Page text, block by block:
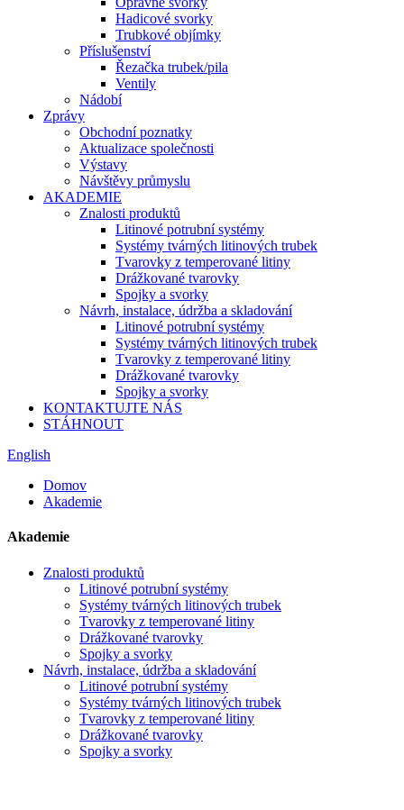
Hadicové svorky
Trubkové objímky
Příslušenství
Řezačka trubek/pila
Ventily
Nádobí
Zprávy
Obchodní poznatky
Aktualizace společnosti
Výstavy
Návštěvy průmyslu
AKADEMIE
Znalosti produktů
Litinové potrubní systémy
Systémy tvárných litinových trubek
Tvarovky z temperované litiny
Drážkované tvarovky
Spojky a svorky
Návrh, instalace, údržba a skladování
Litinové potrubní systémy
Systémy tvárných litinových trubek
Tvarovky z temperované litiny
Drážkované tvarovky
Spojky a svorky
KONTAKTUJTE NÁS
STÁHNOUT
English
Domov
Akademie
Akademie
Znalosti produktů
Litinové potrubní systémy
Systémy tvárných litinových trubek
Tvarovky z temperované litiny
Drážkované tvarovky
Spojky a svorky
Návrh, instalace, údržba a skladování
Litinové potrubní systémy
Systémy tvárných litinových trubek
Tvarovky z temperované litiny
Drážkované tvarovky
Spojky a svorky